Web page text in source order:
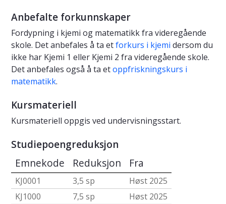
Anbefalte forkunnskaper
Fordypning i kjemi og matematikk fra videregående
skole. Det anbefales å ta etforkurs i kjemi dersom du
ikke har Kjemi 1 eller Kjemi 2 fra videregående skole.
Det anbefales også å ta etoppfriskningskurs i
matematikk.
Kursmateriell
Kursmateriell oppgis ved undervisningsstart.
Studiepoengreduksjon
Emnekode Reduksjon Fra
KJ0001 3,5 sp
Høst 2025
KJ1000
7,5 sp
Høst 2025